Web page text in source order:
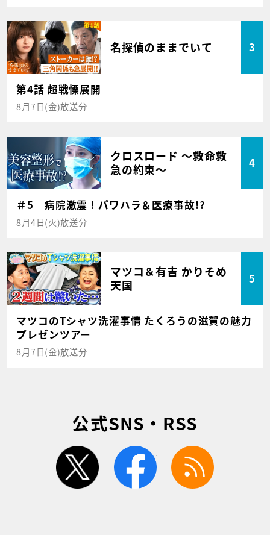
名探偵のままでいて 3
第4話 超戦慄展開
8月7日(金)放送分
クロスロード ～救命救
急の約束～
4
＃5 病院激震！パワハラ＆医療事故!?
8月4日(火)放送分
マツコ＆有吉 かりそめ
天国
5
マツコのTシャツ洗濯事情 たくろうの滋賀の魅力
プレゼンツアー
8月7日(金)放送分
公式SNS・RSS
twitter facebook